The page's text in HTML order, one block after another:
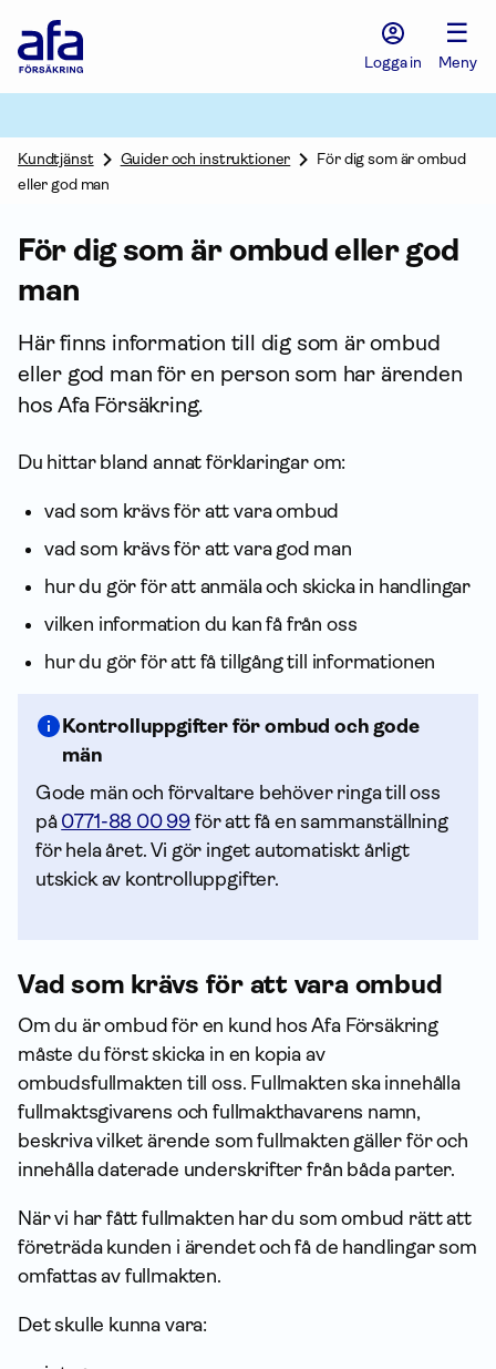
Försäkring
Logga in
☰
Meny
Kundtjänst Guider och instruktioner
För dig som är ombud
eller god man
För dig som är ombud eller god
man
Här finns infor­mation till dig som är ombud
eller god man för en person som har ärenden
hos Afa För­säkring.
Du hittar bland annat förklaringar om:
vad som krävs för att vara ombud
vad som krävs för att vara god man
hur du gör för att anmäla och skicka in handlingar
vilken infor­mation du kan få från oss
hur du gör för att få tillgång till infor­mationen
Kontrolluppgifter för ombud och gode
män
Gode män och förvaltare behöver ringa till oss
på 0771-88 00 99 för att få en sammanställning
för hela året. Vi gör inget automatiskt årligt
utskick av kontrolluppgifter.
Vad som krävs för att vara ombud
Om du är ombud för en kund hos Afa För­säkring
måste du först skicka in en kopia av
ombudsfullmakten till oss. Fullmakten ska innehålla
fullmaktsgivarens och fullmakthavarens namn,
beskriva vilket ärende som fullmakten gäller för och
innehålla daterade underskrifter från båda parter.
När vi har fått fullmakten har du som ombud rätt att
företräda kunden i ärendet och få de handlingar som
omfattas av fullmakten.
Det skulle kunna vara: